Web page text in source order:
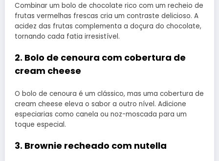
Combinar um bolo de chocolate rico com um recheio de
frutas vermelhas frescas cria um contraste delicioso. A
acidez das frutas complementa a doçura do chocolate,
tornando cada fatia irresistível.
2. Bolo de cenoura com cobertura de
cream cheese
O bolo de cenoura é um clássico, mas uma cobertura de
cream cheese eleva o sabor a outro nível. Adicione
especiarias como canela ou noz-moscada para um
toque especial.
3. Brownie recheado com nutella